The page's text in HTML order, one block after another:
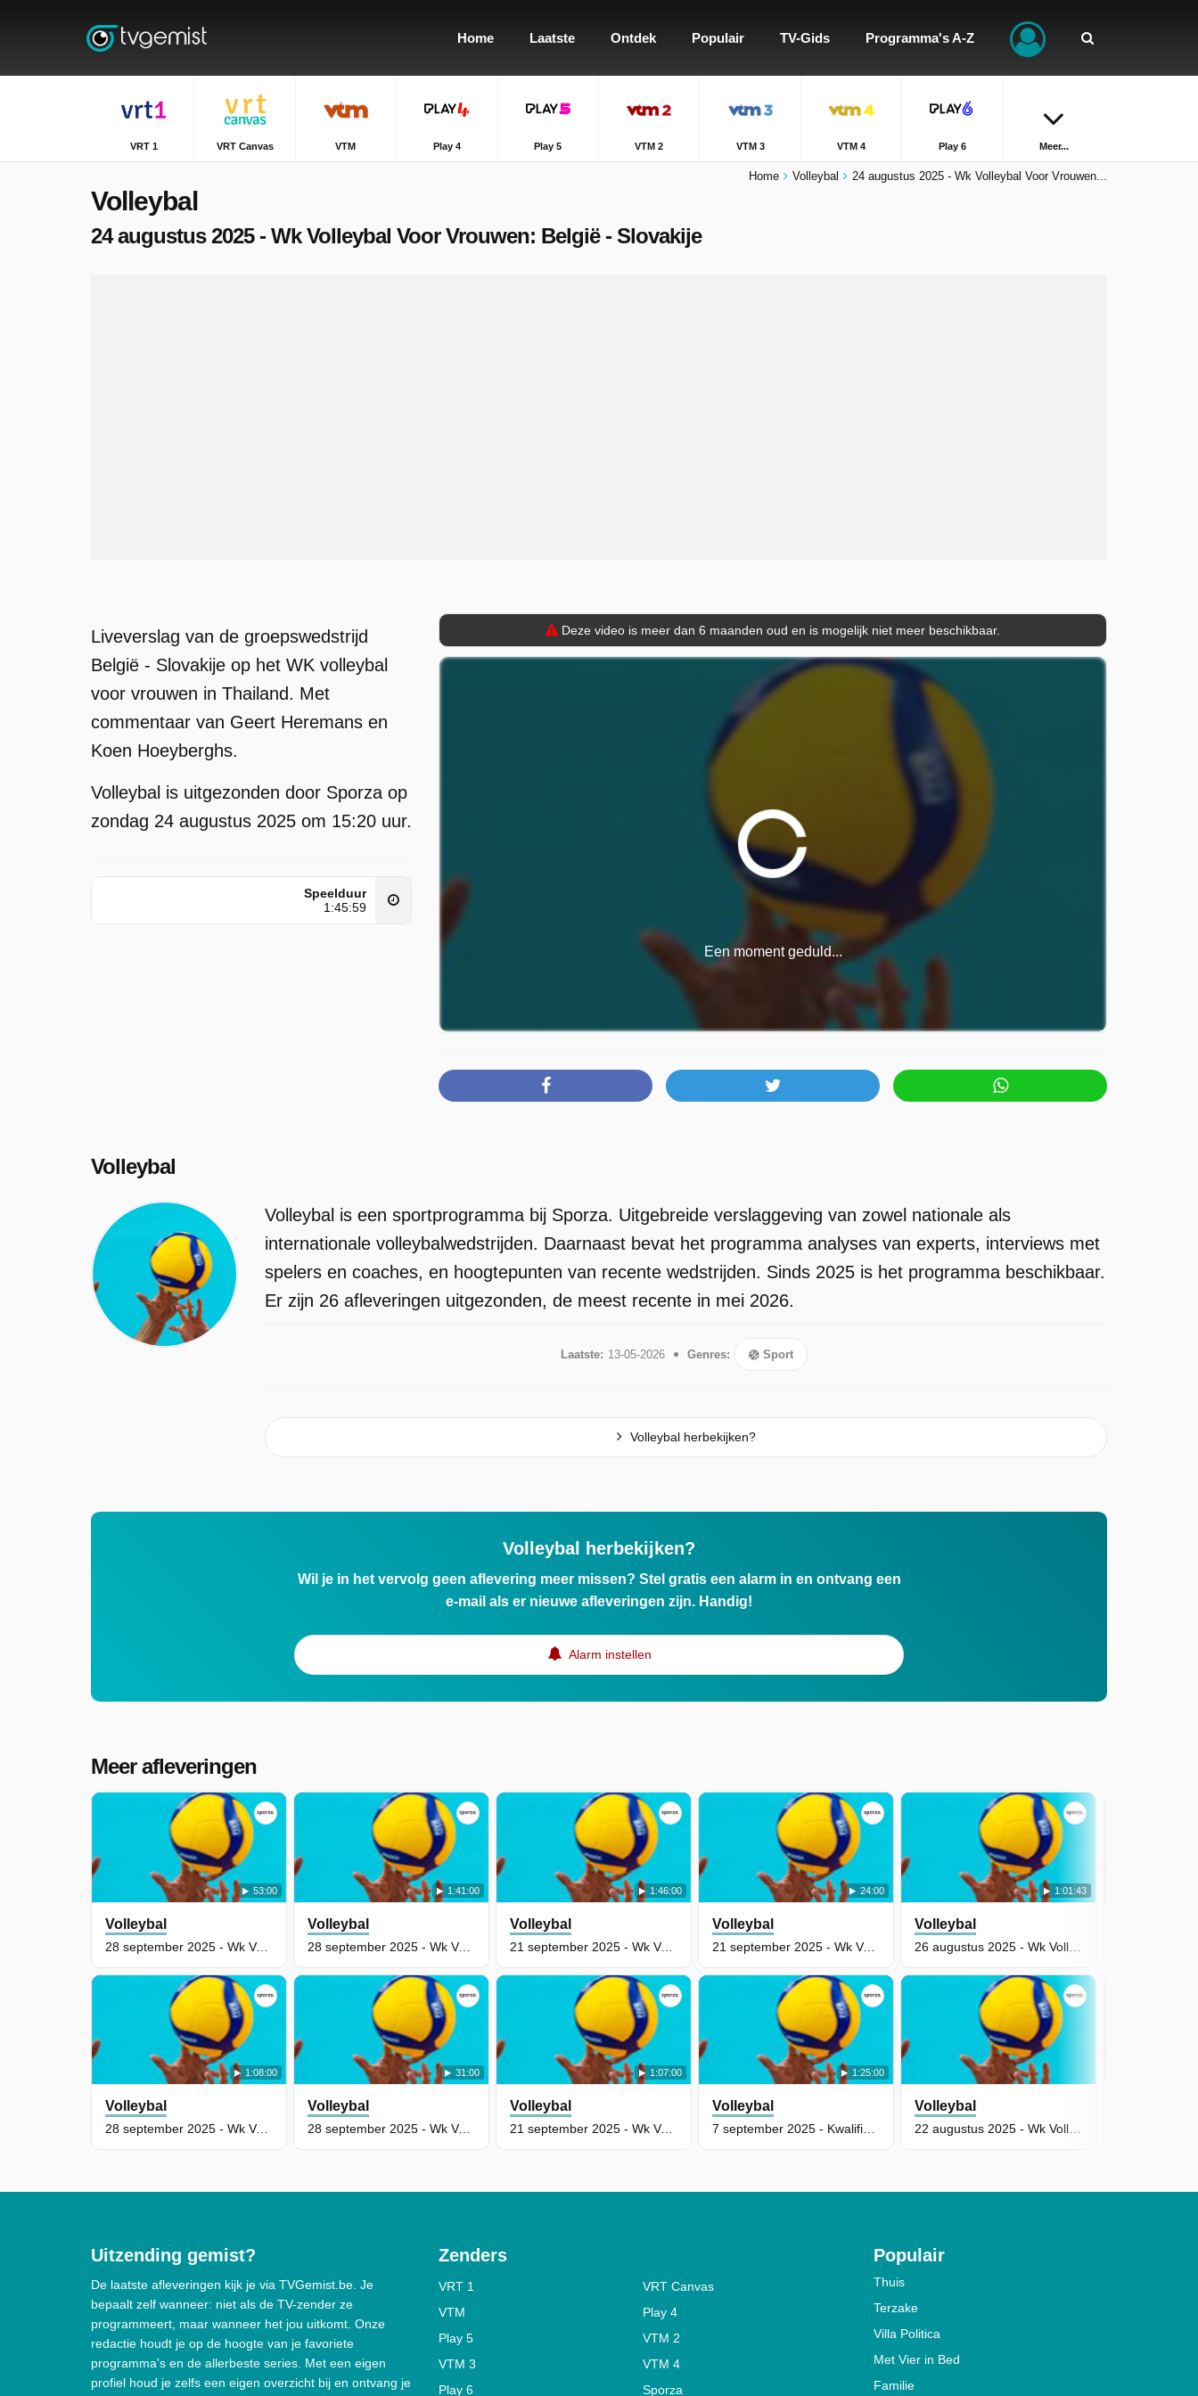
Home Laatste Ontdek Populair TV-Gids Programma's A-Z
VRT 1 VRT Canvas VTM Play 4 Play 5 VTM 2 VTM 3 VTM 4 Play 6 Meer...
Home Volleybal 24 augustus 2025 - Wk Volleybal Voor Vrouwen...
Volleybal
24 augustus 2025 - Wk Volleybal Voor Vrouwen: België - Slovakije
Liveverslag van de groepswedstrijd
België - Slovakije op het WK volleybal
voor vrouwen in Thailand. Met
commentaar van Geert Heremans en
Koen Hoeyberghs.
Volleybal is uitgezonden door Sporza op
zondag 24 augustus 2025 om 15:20 uur.
Speelduur
1:45:59
Deze video is meer dan 6 maanden oud en is mogelijk niet meer beschikbaar.
Een moment geduld...
Volleybal
Volleybal is een sportprogramma bij Sporza. Uitgebreide verslaggeving van zowel nationale als
internationale volleybalwedstrijden. Daarnaast bevat het programma analyses van experts, interviews met
spelers en coaches, en hoogtepunten van recente wedstrijden. Sinds 2025 is het programma beschikbaar.
Er zijn 26 afleveringen uitgezonden, de meest recente in mei 2026.
Laatste: 13-05-2026 Genres: Sport
Volleybal herbekijken?
Volleybal herbekijken?
Wil je in het vervolg geen aflevering meer missen? Stel gratis een alarm in en ontvang een
e-mail als er nieuwe afleveringen zijn. Handig!
Alarm instellen
Meer afleveringen
53:00
Volleybal
28 september 2025 - Wk Volleybal Voor Vrouwen - Finale: Italië - Turkije (Deel 2)
1:41:00
Volleybal
28 september 2025 - Wk Volleybal Voor Mannen: Oekraïne - België
1:08:00
Volleybal
28 september 2025 - Wk Volleybal Voor Mannen: België - Finland (Achtste Finale) (Deel 2)
31:00
Volleybal
28 september 2025 - Wk Volleybal Voor Mannen: België - Finland (Achtste Finale) (Deel 1)
1:46:00
Volleybal
21 september 2025 - Wk Volleybal Voor Vrouwen: België - Slovakije
24:00
Volleybal
21 september 2025 - Wk Volleybal Voor Vrouwen: België - Cuba (Deel 2)
1:07:00
Volleybal
21 september 2025 - Wk Volleybal Voor Vrouwen: België - Cuba (Deel 1)
1:25:00
Volleybal
1:01:43
Volleybal
Volleybal
Uitzending gemist?
De laatste afleveringen kijk je via TVGemist.be. Je
bepaalt zelf wanneer: niet als de TV-zender ze
programmeert, maar wanneer het jou uitkomt. Onze
redactie houdt je op de hoogte van je favoriete
programma's en de allerbeste series. Met een eigen
profiel houd je zelfs een eigen overzicht bij en ontvang je
Zenders
VRT 1
VRT Canvas
VTM
Play 4
Play 5
VTM 2
VTM 3
VTM 4
Play 6
Sporza
Populair
Thuis
Terzake
Villa Politica
Met Vier in Bed
Familie